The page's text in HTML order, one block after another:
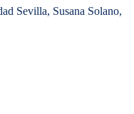
Sevilla, Susana Solano,